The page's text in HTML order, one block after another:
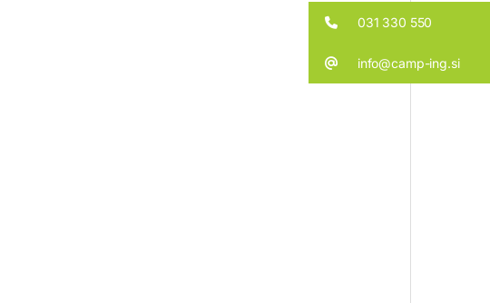
031 330 550
info@camp-ing.si